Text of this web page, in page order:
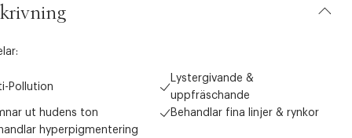
Pollution
Lystergivande &
uppfräschande
ut hudens ton
Behandlar fina linjer & rynkor
hyperpigmentering